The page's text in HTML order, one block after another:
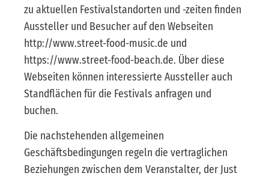
zu aktuellen Festivalstandorten und -zeiten finden
Aussteller und Besucher auf den Webseiten
http://www.street-food-music.de und
https://www.street-food-beach.de. Über diese
Webseiten können interessierte Aussteller auch
Standflächen für die Festivals anfragen und
buchen.
Die nachstehenden allgemeinen
Geschäftsbedingungen regeln die vertraglichen
Beziehungen zwischen dem Veranstalter, der Just